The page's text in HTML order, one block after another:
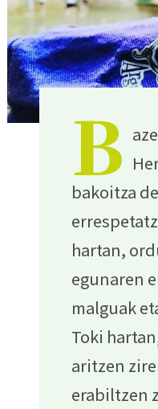
B
bakoitza
hartan,
egunaren
malguak
Toki
aritzen
erabiltzen